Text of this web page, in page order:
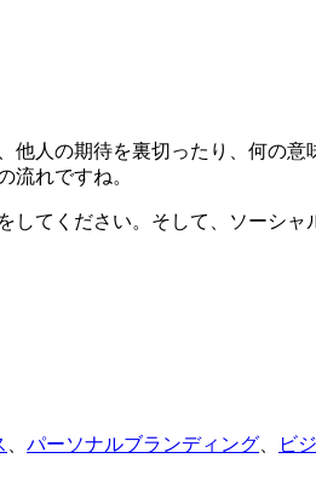
他人の期待を裏切ったり、何の意
れですね。
してください。そして、ソーシ
パーソナルブランディング ビ